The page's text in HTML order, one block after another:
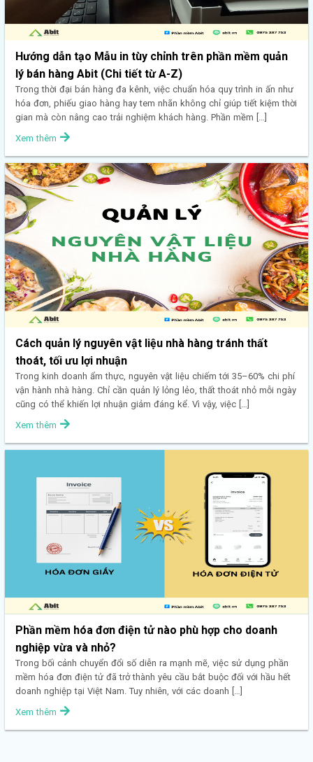
Hướng dẫn tạo Mẫu in tùy chỉnh trên phần mềm quản
lý bán hàng Abit (Chi tiết từ A-Z)
Trong thời đại bán hàng đa kênh, việc chuẩn hóa quy trình in ấn như
hóa đơn, phiếu giao hàng hay tem nhãn không chỉ giúp tiết kiệm thời
gian mà còn nâng cao trải nghiệm khách hàng. Phần mềm […]
Xem thêm
Cách quản lý nguyên vật liệu nhà hàng tránh thất
thoát, tối ưu lợi nhuận
Trong kinh doanh ẩm thực, nguyên vật liệu chiếm tới 35–60% chi phí
vận hành nhà hàng. Chỉ cần quản lý lỏng lẻo, thất thoát nhỏ mỗi ngày
cũng có thể khiến lợi nhuận giảm đáng kể. Vì vậy, việc […]
Xem thêm
Phần mềm hóa đơn điện tử nào phù hợp cho doanh
nghiệp vừa và nhỏ?
Trong bối cảnh chuyển đổi số diễn ra mạnh mẽ, việc sử dụng phần
mềm hóa đơn điện tử đã trở thành yêu cầu bắt buộc đối với hầu hết
doanh nghiệp tại Việt Nam. Tuy nhiên, với các doanh […]
Xem thêm